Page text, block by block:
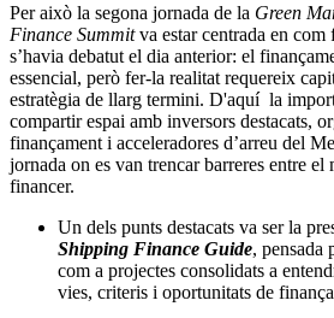
Per això la segona jornada de la Green
Finance Summitva estar centrada en com
s’havia debatut el dia anterior: el
essencial, però fer-la realitat requereix
estratègia de llarg termini. D'aquí la
compartir espai amb inversors destacats,
finançament i acceleradores d’arreu del
jornada on es van trencar barreres entre
financer.
Un dels punts destacats va ser la
Shipping Finance Guide, pensada
com a projectes consolidats a
vies, criteris i oportunitats de